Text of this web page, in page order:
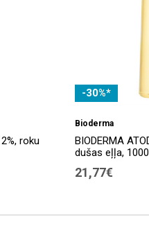
roku
-30%*
Bioderma
BIODERMA
dušas eļļa,
21,77€